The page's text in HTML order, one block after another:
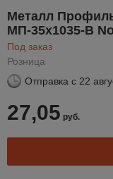
Металл
МП-35x1035-B
Под заказ
Розница
Отправка с 22
27,05 руб.